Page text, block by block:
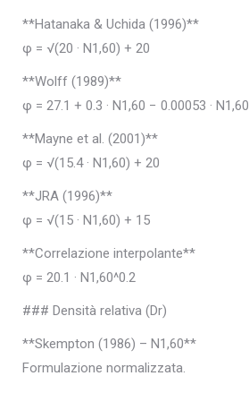
**Hatanaka & Uchida (1996)**
φ = √(20 · N1,60) + 20
**Wolff (1989)**
φ = 27.1 + 0.3 · N1,60 − 0.00053 ·
**Mayne et al. (2001)**
φ = √(15.4 · N1,60) + 20
**JRA (1996)**
φ = √(15 · N1,60) + 15
**Correlazione interpolante**
φ = 20.1 · N1,60^0.2
### Densità relativa (Dr)
**Skempton (1986) – N1,60**
Formulazione normalizzata.